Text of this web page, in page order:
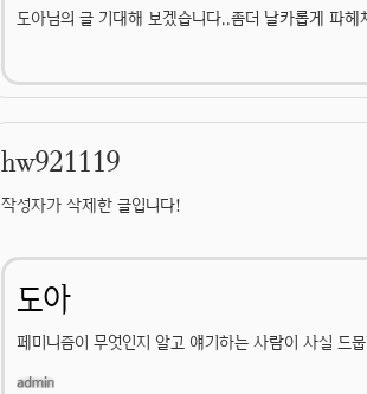
도아님의 글 기대해 보겠습니다..좀더 날카롭게 파헤
hw921119
작성자가 삭제한 글입니다!
도아
페미니즘이 무엇인지 알고 얘기하는 사람이 사실 드